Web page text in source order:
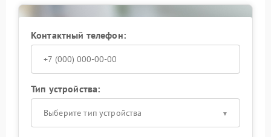
Контактный телефон:
Тип устройства:
Выберите тип устройства